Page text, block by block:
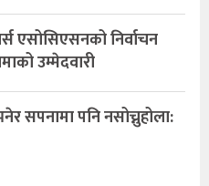
एसोसिएसनको निर्वाचन
उम्मेदवारी
सपनामा पनि नसोच्नुहोला: